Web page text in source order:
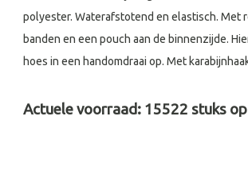
polyester. Waterafstotend en elastisch. Met
banden en een pouch aan de binnenzijde.
hoes in een handomdraai op. Met
Actuele voorraad: 15522 stuks